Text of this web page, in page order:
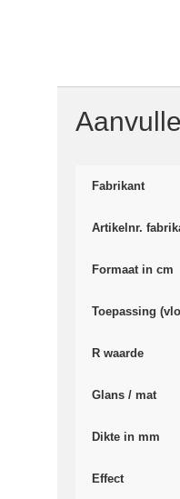
Fabrikant
Artikelnr.
Formaat in cm
Toepassing
R waarde
Glans / mat
Dikte in mm
Effect